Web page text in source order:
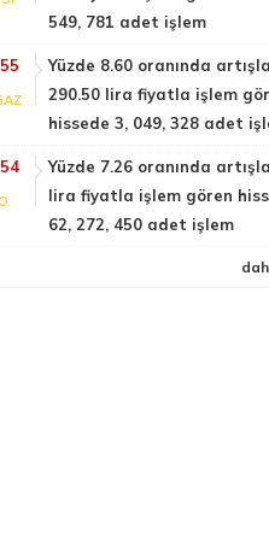
549, 781 adet işlem
Yüzde 8.60 oranında artışla
290.50 lira fiyatla işlem
hissede 3, 049, 328 adet
Yüzde 7.26 oranında
lira fiyatla işlem gören
62, 272, 450 adet işlem